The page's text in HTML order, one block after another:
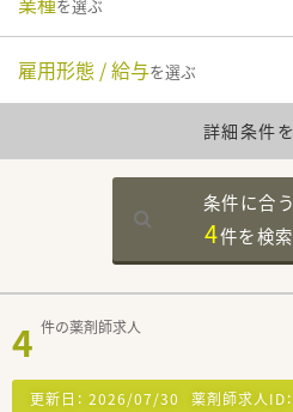
を選ぶ
雇用形態 / 給与を選ぶ
詳細条件
条件に合
4件を検
4 件の薬剤師求人
更新日： 2026/07/30 薬剤師求人ID：